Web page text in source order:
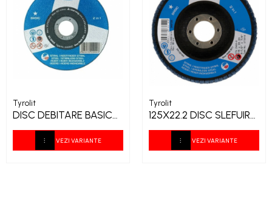
Tyrolit
DISC DEBITARE BASIC
VEZI VARIANTE
Tyrolit
125X22.2 DISC SLEFUIRE
TYROLIT
VEZI VARIANTE